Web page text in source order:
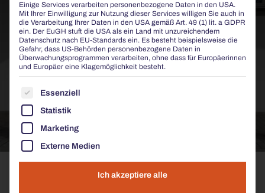
Einige Services verarbeiten personenbezogene Daten in den USA.
Mit Ihrer Einwilligung zur Nutzung dieser Services willigen Sie auch in
die Verarbeitung Ihrer Daten in den USA gemäß Art. 49 (1) lit. a GDPR
ein. Der EuGH stuft die USA als ein Land mit unzureichendem
Datenschutz nach EU-Standards ein. Es besteht beispielsweise die
Gefahr, dass US-Behörden personenbezogene Daten in
Überwachungsprogrammen verarbeiten, ohne dass für Europäerinnen
und Europäer eine Klagemöglichkeit besteht.
ES FOLGT EINE LISTE DER SERVICE-GRUPPEN,
Essenziell
Statistik
Marketing
Externe Medien
Ich akzeptiere alle